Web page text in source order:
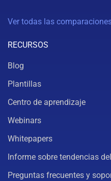
Ver todas las
RECURSOS
Blog
Plantillas
Centro de aprendizaje
Webinars
Whitepapers
Informe sobre tendencias
Preguntas frecuentes y